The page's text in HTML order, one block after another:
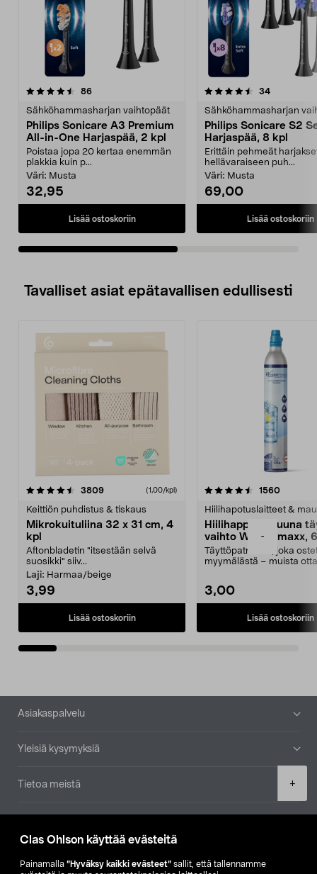
Clas Ohlson käyttää evästeitä
Painamalla ”Hyväksy kaikki evästeet” sallit, että tallennamme
-
+
86arvostelut
Sähköhammasharjan vaihtopäät
Philips Sonicare A3 Premium
All-in-One Harjaspää, 2 kpl
Poistaa jopa 20 kertaa enemmän
plakkia kuin p...
Väri: Musta
32,95
Lisää ostoskoriin
4.5viidestä
34arvostelut
Sähköhammasharjan
Philips Sonicare S2
Harjaspää, 8 kpl
Erittäin pehmeät
hellävaraiseen puh...
Väri: Musta
69,00
Lisää ostoskoriin
4.5viidestä
Tavalliset asiat epätavallisen edullisesti
3809arvostelut (1,00/kpl)
Keittiön puhdistus & tiskaus
Mikrokuituliina 32 x 31 cm, 4
kpl
Aftonbladetin "itsestään selvä
suosikki" siiv...
Laji: Harmaa/beige
3,99
Lisää ostoskoriin
4.5viidestä
1560
Hiilihapotuslaitteet &
Hiilihappopatruuna
vaihto Wassermaxx,
Täyttöpatruuna, joka
myymälästä – muista
3,00
Lisää ostoskoriin
4.5viidestä
Alatunniste
Asiakaspalvelu
Yleisiä kysymyksiä
Tietoa meistä